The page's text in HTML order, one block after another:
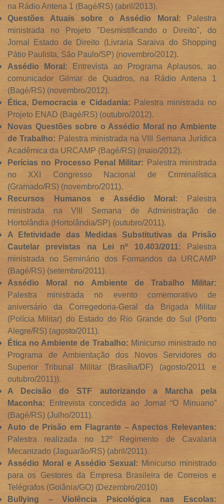
na Rádio Antena 1 (Bagé/RS) (abril/2013).
Questões Atuais sobre o Assédio Moral:
Palestra
ministrada no Projeto "Desmistificando o Direito", do
Jornal Estado de Direito (Livraria Saraiva do Shopping
Pátio Paulista, São Paulo/SP) (novembro/2012).
Assédio Moral:
Entrevista ao Programa Aplausos, ao
comunicador Gilmar de Quadros, na Rádio Antena 1
(Bagé/RS) (novembro/2012).
Ética, Democracia e Cidadania:
Palestra ministrada no
Projeto ENAD (Bagé/RS) (outubro/2012).
Novas Questões sobre o Assédio Moral no Ambiente
de Trabalho: Palestra ministrada na VIII Semana Jurídica
Acadêmica da URCAMP (Bagé/RS) (maio/2012).
Perícias no Processo Penal Militar: Palestra ministrada
no XXI Congresso Nacional de Criminalística
(Gramado/RS) (novembro/2011).
Recursos Humanos e Assédio Moral: Palestra
ministrada na VIII Semana de Administração de
Hortolândia (Hortolândia/SP) (outubro/2011).
A Efetividade das Medidas Substitutivas da Prisão
Cautelar previstas na Lei nº 10.403/2011: Palestra
ministrada no Seminário dos Formandos da URCAMP
(Bagé/RS) (setembro/2011).
Assédio Moral no Ambiente de Trabalho Militar:
Palestra ministrada no evento comemorativo de
aniversário da Corregedoria-Geral da Brigada Militar
(Polícia Militar) do Estado do Rio Grande do Sul (Porto
Alegre/RS) (agosto/2011).
Ética no Ambiente de Trabalho: Minicurso ministrado no
Programa de Ambientação dos Novos Servidores do
Superior Tribunal Militar (Brasília/DF) (agosto/2011 e
outubro/2011)).
A Decisão do STF autorizando a Marcha pela
Maconha: Entrevista concedida ao Jornal “O Minuano”
(Bagé/RS) (Julho/2011).
Auto de Prisão em Flagrante – Aspectos Relevantes:
Palestra realizada no 12º Regimento de Cavalaria
Mecanizado (Jaguarão/RS) (abril/2011).
Assédio Moral e Assédio Sexual: Minicurso ministrado
para os Gestores da Empresa Brasileira de Correios e
Telégrafos (Goiânia/GO) (Dezembro/2010)
Bullying – Violência Psicológica nas Escolas: